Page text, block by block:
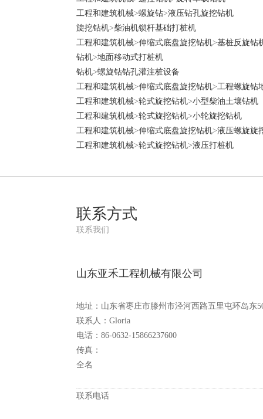
工程和建筑机械>螺旋钻>液压钻孔旋挖钻机
旋挖钻机>柴油机锁杆基础打桩机
工程和建筑机械>伸缩式底盘旋挖钻机>基桩反旋钻
钻机>地面移动式打桩机
钻机>螺旋钻钻孔灌注桩设备
工程和建筑机械>伸缩式底盘旋挖钻机>工程螺旋钻
工程和建筑机械>轮式旋挖钻机>小型柴油土壤钻机
工程和建筑机械>轮式旋挖钻机>小轮旋挖钻机
工程和建筑机械>伸缩式底盘旋挖钻机>液压螺旋旋
工程和建筑机械>轮式旋挖钻机>液压打桩机
联系方式
联系我们
山东亚禾工程机械有限公司
地址：山东省枣庄市滕州市泾河西路五里屯环岛东
联系人：Gloria
电话：86-0632-15866237600
传真：
全名
联系电话